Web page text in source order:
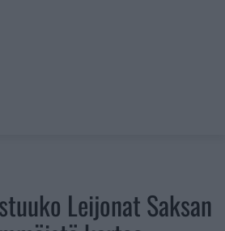
Leijonat Saksan